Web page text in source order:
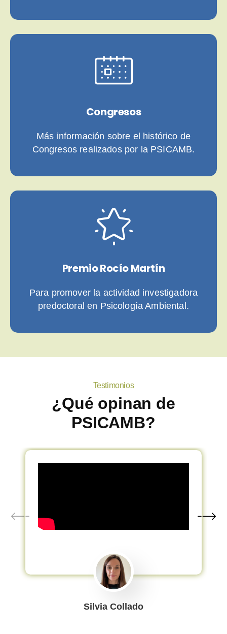
Congresos
Más información sobre el histórico de
Congresos realizados por la PSICAMB.
Premio Rocío Martín
Para promover la actividad investigadora
predoctoral en Psicología Ambiental.
Testimonios
¿Qué opinan de
PSICAMB?
Silvia Collado